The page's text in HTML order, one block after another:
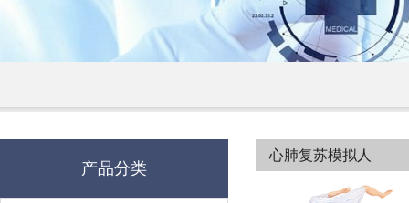
产品分类
心肺复苏模拟人